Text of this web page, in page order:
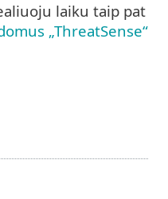
laiku taip pat
„ThreatSense“